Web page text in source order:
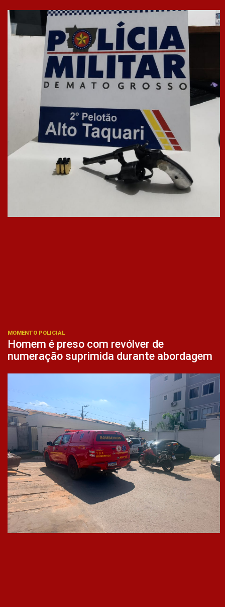
MOMENTO POLICIAL
Homem é preso com revólver de
numeração suprimida durante abordagem